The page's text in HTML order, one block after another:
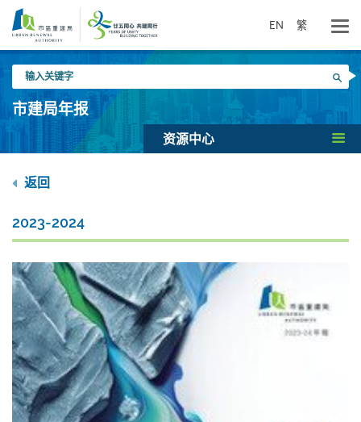
要
EN 繁
入
关
键
搜寻
市建局年报
资源中心
返回
2023-2024